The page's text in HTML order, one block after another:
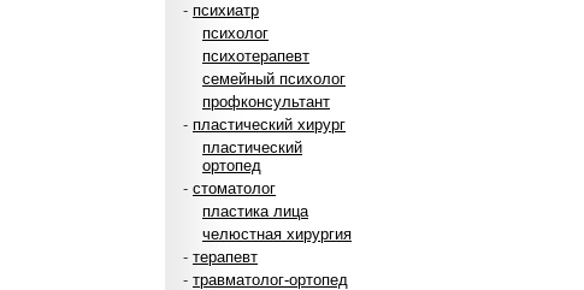
- психиатр
психолог
психотерапевт
семейный психолог
профконсультант
- пластический хирург
пластический
ортопед
- стоматолог
пластика лица
челюстная хирургия
- терапевт
- травматолог-ортопед